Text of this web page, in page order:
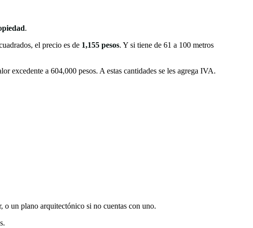
.
el precio es de 1,155 pesos. Y si tiene de 61 a 100 metros
excedente a 604,000 pesos. A estas cantidades se les agrega IVA.
un plano arquitectónico si no cuentas con uno.